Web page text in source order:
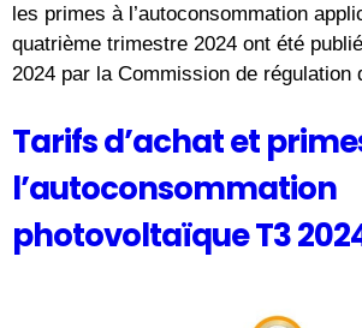
les primes à l’autoconsommation
quatrième trimestre 2024 ont été
2024 par la Commission de régulation
Tarifs d’achat et
l’autoconsommation
photovoltaïque T3